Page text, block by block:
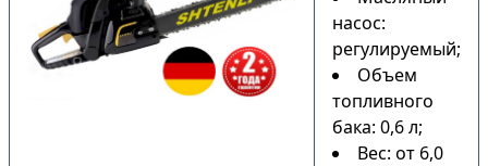
насос:
регулируемый;
Объем
топливного
бака: 0,6 л;
Вес: от 6,0